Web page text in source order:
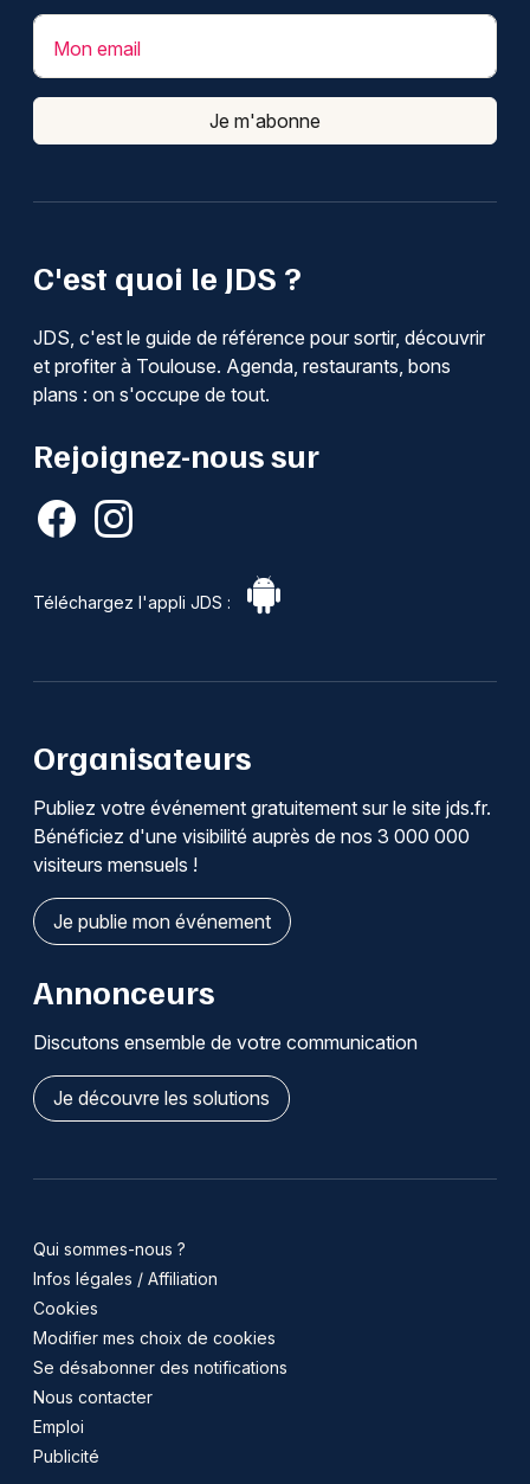
C'est quoi le JDS ?
JDS, c'est le guide de référence pour sortir, découvrir
et profiter à Toulouse. Agenda, restaurants, bons
plans : on s'occupe de tout.
Rejoignez-nous sur
Téléchargez l'appli JDS :
Mon email
Je m'abonne
Organisateurs
Publiez votre événement gratuitement sur le site jds.fr.
Bénéficiez d'une visibilité auprès de nos 3 000 000
visiteurs mensuels !
Je publie mon événement
Annonceurs
Discutons ensemble de votre communication
Je découvre les solutions
Qui sommes-nous ?
Infos légales / Affiliation
Cookies
Modifier mes choix de cookies
Se désabonner des notifications
Nous contacter
Emploi
Publicité